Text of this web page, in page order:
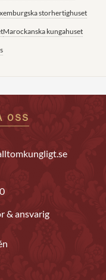
storhertighuset
Marockanska kungahuset
OSS
& ansvarig